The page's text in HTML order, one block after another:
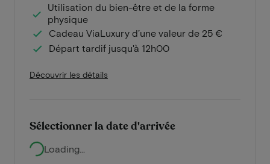
Utilisation du bien-être et de la forme
physique
Cadeau ViaLuxury d’une valeur de 25 €
Départ tardif jusqu'à 12h00
Découvrir les détails
Sélectionner la date d'arrivée
Loading...